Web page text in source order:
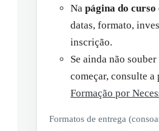
Napágina do curso
datas, formato,
inscrição.
Se ainda não
começar, consulte a
Formação por
Formatos de entrega